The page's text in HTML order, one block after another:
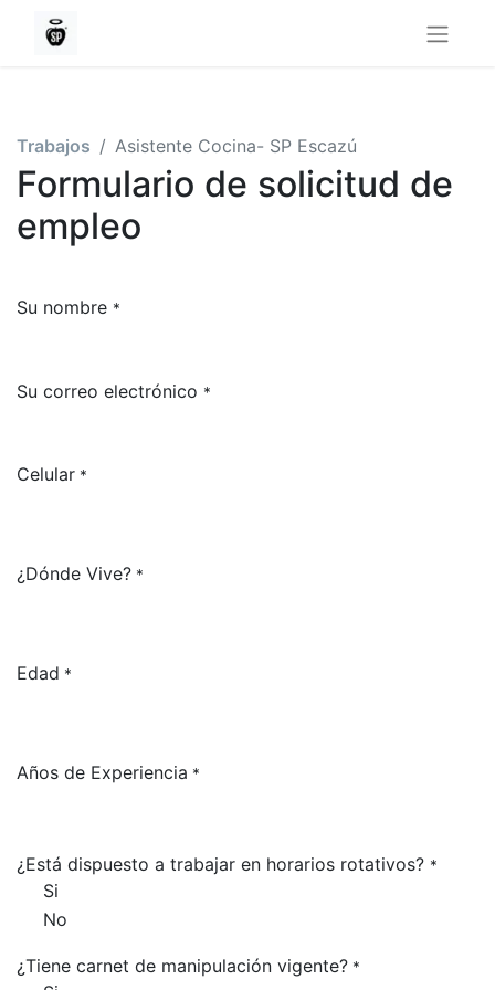
Trabajos Asistente Cocina- SP Escazú
Formulario de solicitud de
empleo
Su nombre *
Su correo electrónico *
Celular *
¿Dónde Vive? *
Edad *
Años de Experiencia *
¿Está dispuesto a trabajar en horarios rotativos? *
Si
No
¿Tiene carnet de manipulación vigente? *